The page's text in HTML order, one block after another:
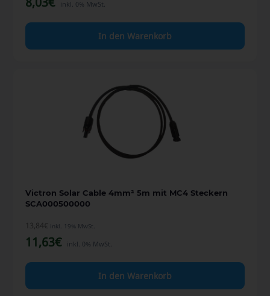
inkl. 0% MwSt.
In den Warenkorb
Victron Solar Cable 4mm² 5m mit MC4 Steckern
SCA000500000
13,84€ inkl. 19% MwSt.
11,63€ inkl. 0% MwSt.
In den Warenkorb